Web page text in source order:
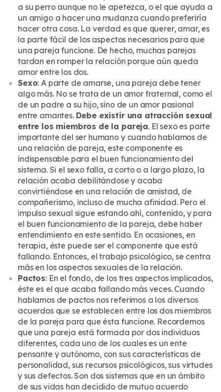
a su perro aunque no le apetezca, o el que ayuda a
un amigo a hacer una mudanza cuando preferiría
hacer otra cosa. La verdad es que querer, amar, es
la parte fácil de los aspectos necesarios para que
una pareja funcione. De hecho, muchas parejas
tardan en romper la relación porque aún queda
amor entre los dos.
Sexo: A parte de amarse, una pareja debe tener
algo más. No se trata de un amor fraternal, como el
de un padre a su hijo, sino de un amor pasional
entre amantes. Debe existir una atracción sexual
entre los miembros de la pareja. El sexo es parte
importante del ser humano y cuando hablamos de
una relación de pareja, este componente es
indispensable para el buen funcionamiento del
sistema. Si el sexo falla, a corto o a largo plazo, la
relación acaba debilitándose y acaba
convirtiéndose en una relación de amistad, de
compañerismo, incluso de mucha afinidad. Pero el
impulso sexual sigue estando ahí, contenido, y para
el buen funcionamiento de la pareja, debe haber
entendimiento en este sentido. En ocasiones, en
terapia, éste puede ser el componente que está
fallando. Entonces, el trabajo psicológico, se centra
más en los aspectos sexuales de la relación.
Pactos: En el fondo, de los tres aspectos implicados,
éste es el que acaba fallando más veces. Cuando
hablamos de pactos nos referimos a los diversos
acuerdos que se establecen entre los dos miembros
de la pareja para que ésta funcione. Recordemos
que una pareja está formada por dos individuos
diferentes, cada uno de los cuales es un ente
pensante y autónomo, con sus características de
personalidad, sus recursos psicológicos, sus virtudes
y sus defectos. Son dos sistemas que en un ámbito
de sus vidas han decidido de mutuo acuerdo